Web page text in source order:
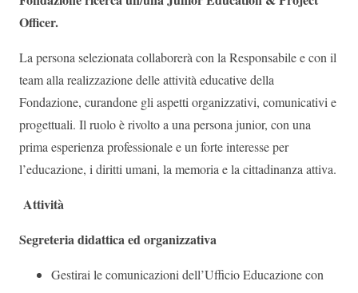
Officer.
La persona selezionata collaborerà con la Responsabile e con il
team alla realizzazione delle attività educative della
Fondazione, curandone gli aspetti organizzativi, comunicativi e
progettuali. Il ruolo è rivolto a una persona junior, con una
prima esperienza professionale e un forte interesse per
l’educazione, i diritti umani, la memoria e la cittadinanza attiva.
Attività
Segreteria didattica ed organizzativa
Gestirai le comunicazioni dell’Ufficio Educazione con